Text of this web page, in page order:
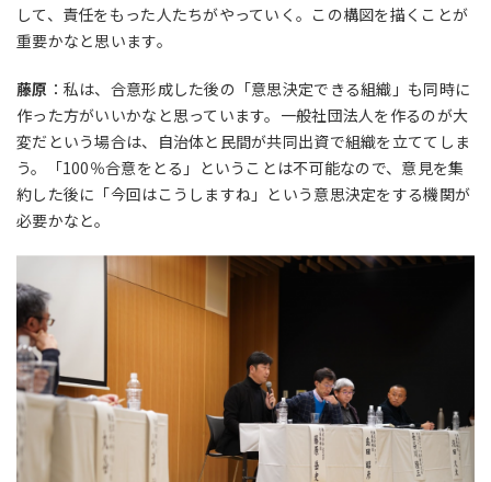
して、責任をもった人たちがやっていく。この構図を描くことが
重要かなと思います。
藤原 ：私は、合意形成した後の「意思決定できる組織」も同時に
作った方がいいかなと思っています。一般社団法人を作るのが大
変だという場合は、自治体と民間が共同出資で組織を立ててしま
う。「100％合意をとる」ということは不可能なので、意見を集
約した後に「今回はこうしますね」という意思決定をする機関が
必要かなと。